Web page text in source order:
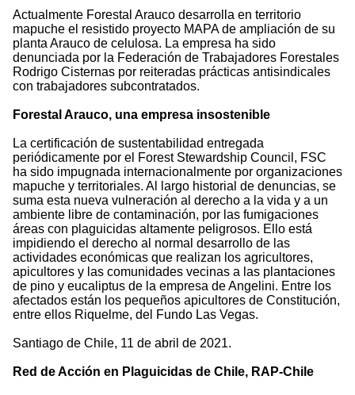
Actualmente Forestal Arauco desarrolla en territorio
mapuche el resistido proyecto MAPA de ampliación de su
planta Arauco de celulosa. La empresa ha sido
denunciada por la Federación de Trabajadores Forestales
Rodrigo Cisternas por reiteradas prácticas antisindicales
con trabajadores subcontratados.
Forestal Arauco, una empresa insostenible
La certificación de sustentabilidad entregada
periódicamente por el Forest Stewardship Council, FSC
ha sido impugnada internacionalmente por organizaciones
mapuche y territoriales. Al largo historial de denuncias, se
suma esta nueva vulneración al derecho a la vida y a un
ambiente libre de contaminación, por las fumigaciones
áreas con plaguicidas altamente peligrosos. Ello está
impidiendo el derecho al normal desarrollo de las
actividades económicas que realizan los agricultores,
apicultores y las comunidades vecinas a las plantaciones
de pino y eucaliptus de la empresa de Angelini. Entre los
afectados están los pequeños apicultores de Constitución,
entre ellos Riquelme, del Fundo Las Vegas.
Santiago de Chile, 11 de abril de 2021.
Red de Acción en Plaguicidas de Chile, RAP-Chile